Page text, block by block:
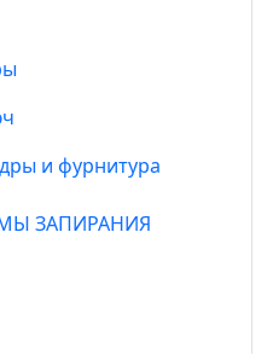
и фурнитура
ЗАПИРАНИЯ